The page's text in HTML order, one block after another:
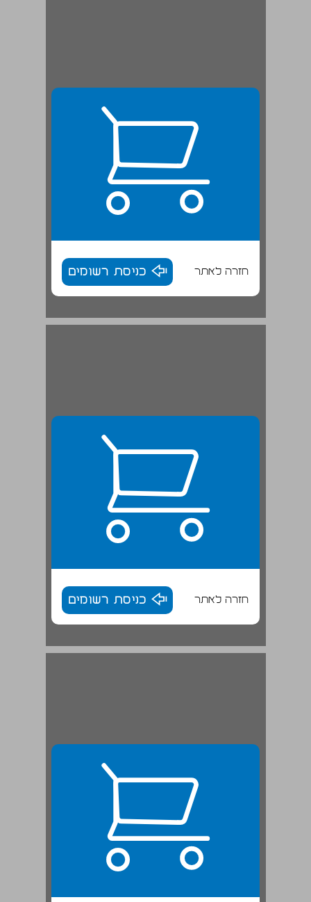
חזרה לאתר כניסת רשומים
חזרה לאתר כניסת רשומים